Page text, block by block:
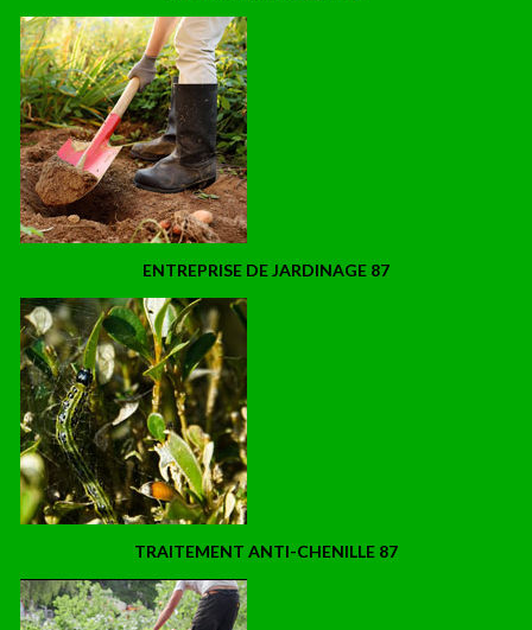
ENTREPRISE DE JARDINAGE 87
TRAITEMENT ANTI-CHENILLE 87